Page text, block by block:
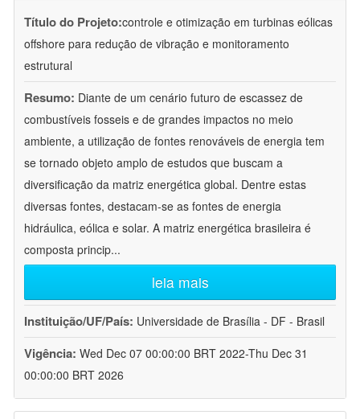
Título do Projeto:controle e otimização em turbinas eólicas
offshore para redução de vibração e monitoramento
estrutural
Resumo: Diante de um cenário futuro de escassez de
combustíveis fosseis e de grandes impactos no meio
ambiente, a utilização de fontes renováveis de energia tem
se tornado objeto amplo de estudos que buscam a
diversificação da matriz energética global. Dentre estas
diversas fontes, destacam-se as fontes de energia
hidráulica, eólica e solar. A matriz energética brasileira é
composta princip...
leia mais
Instituição/UF/País: Universidade de Brasília - DF - Brasil
Vigência: Wed Dec 07 00:00:00 BRT 2022-Thu Dec 31
00:00:00 BRT 2026